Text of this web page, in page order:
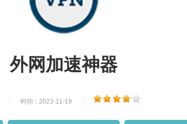
外网加速神器
时间：2023-11-19